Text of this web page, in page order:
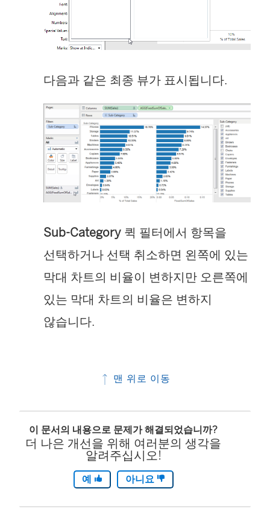
다음과 같은 최종 뷰가 표시됩니다.
Sub-Category 퀵 필터에서 항목을
선택하거나 선택 취소하면 왼쪽에 있는
막대 차트의 비율이 변하지만 오른쪽에
있는 막대 차트의 비율은 변하지
않습니다.
맨 위로 이동
이 문서의 내용으로 문제가 해결되었습니까?
더 나은 개선을 위해 여러분의 생각을
알려주십시오!
예 아니요